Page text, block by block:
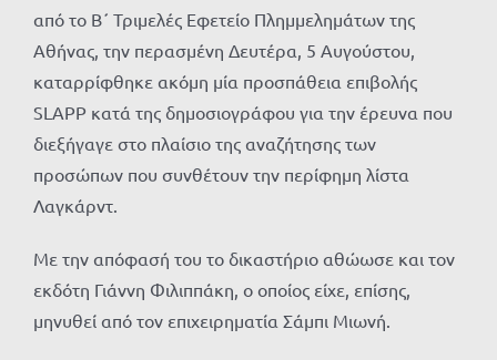
από το Β΄ Τριμελές Εφετείο Πλημμελημάτων της
Αθήνας, την περασμένη Δευτέρα, 5 Αυγούστου,
καταρρίφθηκε ακόμη μία προσπάθεια επιβολής
SLAPP κατά της δημοσιογράφου για την έρευνα που
διεξήγαγε στο πλαίσιο της αναζήτησης των
προσώπων που συνθέτουν την περίφημη λίστα
Λαγκάρντ.
Με την απόφασή του το δικαστήριο αθώωσε και τον
εκδότη Γιάννη Φιλιππάκη, ο οποίος είχε, επίσης,
μηνυθεί από τον επιχειρηματία Σάμπι Μιωνή.